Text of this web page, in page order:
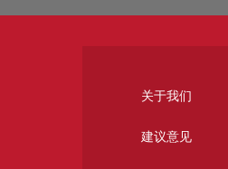
关于我们
建议意见